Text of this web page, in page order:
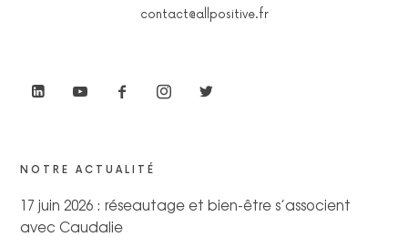
contact@allpositive.fr
NOTRE ACTUALITÉ
17 juin 2026 : réseautage et bien-être s’associent
avec Caudalie